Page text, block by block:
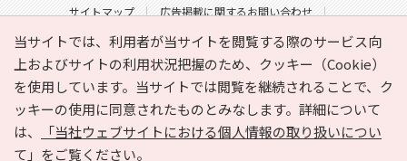
当サイトでは、利用者が当サイトを閲覧する際のサービス向
上およびサイトの利用状況把握のため、クッキー（Cookie）
を使用しています。当サイトでは閲覧を継続されることで、ク
ッキーの使用に同意されたものとみなします。詳細について
は、
「当社ウェブサイトにおける個人情報の取り扱いについ
て」 をご覧ください。
サイトマップ
広告掲載に関するお問い合わせ
サイトの内容に関するお問い合わせ
Copyright © HYOJITO.Co.,Ltd. All Rights Reserved.